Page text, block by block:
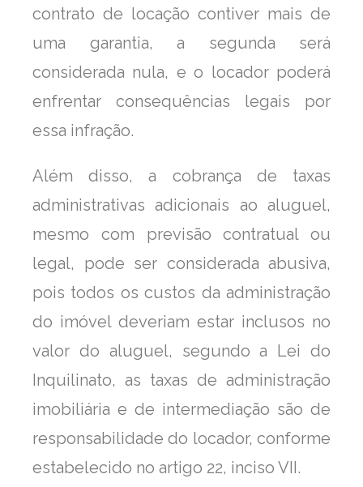
contrato de locação contiver mais de
uma garantia, a segunda será
considerada nula, e o locador poderá
enfrentar consequências legais por
essa infração.
Além disso, a cobrança de taxas
administrativas adicionais ao aluguel,
mesmo com previsão contratual ou
legal, pode ser considerada abusiva,
pois todos os custos da administração
do imóvel deveriam estar inclusos no
valor do aluguel, segundo a Lei do
Inquilinato, as taxas de administração
imobiliária e de intermediação são de
responsabilidade do locador, conforme
estabelecido no artigo 22, inciso VII.